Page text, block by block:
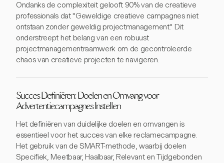
Ondanks de complexiteit gelooft 90% van de creatieve
professionals dat "Geweldige creatieve campagnes niet
ontstaan zonder geweldig projectmanagement." Dit
onderstreept het belang van een robuust
projectmanagementraamwerk om de gecontroleerde
chaos van creatieve projecten te navigeren.
Succes Definiëren: Doelen en Omvang voor
Advertentiecampagnes Instellen
Het definiëren van duidelijke doelen en omvangen is
essentieel voor het succes van elke reclamecampagne.
Het gebruik van de SMART-methode, waarbij doelen
Specifiek, Meetbaar, Haalbaar, Relevant en Tijdgebonden